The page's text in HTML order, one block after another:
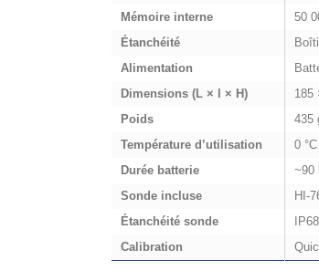
Mémoire interne
50
Étanchéité
Alimentation
Dimensions (L × l × H)
185
Poids
435
Température d’utilisation
0
Durée batterie
~90
Sonde incluse
Étanchéité sonde
Calibration